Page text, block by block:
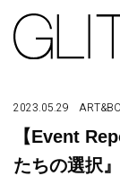
2023.05.29
【Event
たちの選択